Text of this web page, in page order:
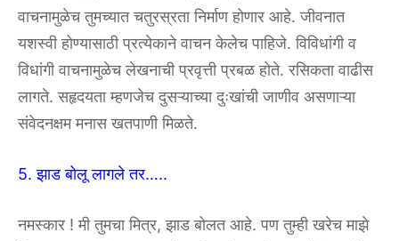
वाचनामुळेच तुमच्यात चतुरस्रता निर्माण होणार आहे. जीवनात
यशस्वी होण्यासाठी प्रत्येकाने वाचन केलेच पाहिजे. विविधांगी व
विधांगी वाचनामुळेच लेखनाची प्रवृत्ती प्रबळ होते. रसिकता वाढीस
लागते. सहृदयता म्हणजेच दुसऱ्याच्या दुःखांची जाणीव असणाऱ्या
संवेदनक्षम मनास खतपाणी मिळते.
5. झाड बोलू लागले तर…..
नमस्कार ! मी तुमचा मित्र, झाड बोलत आहे. पण तुम्ही खरेच माझे